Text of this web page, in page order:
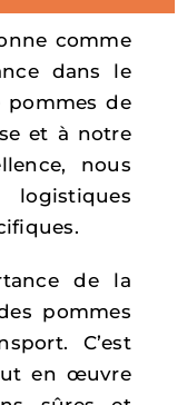
comme
dans le
pommes de
et à notre
nous
logistiques
de la
pommes
C’est
en œuvre